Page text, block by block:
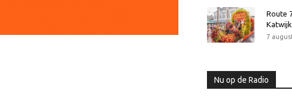
Route
7
Nu op de Radio